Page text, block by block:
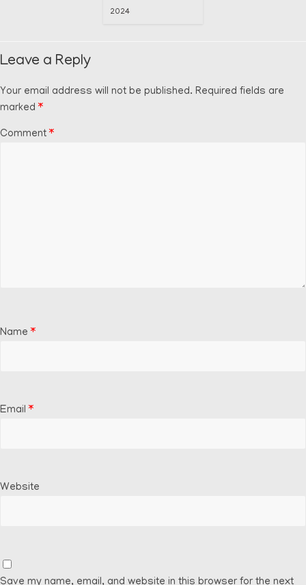
2024
Leave a Reply
Your email address will not be published. Required fields are
marked *
Comment *
Name *
Email *
Website
Save my name, email, and website in this browser for the next